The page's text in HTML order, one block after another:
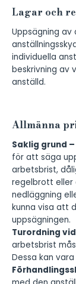
Lagar och
Uppsägning av
individuella
beskrivning av
anställd.
Allmänna
Saklig grund –
för att säga
arbetsbrist,
regelbrott eller
nedläggning
kunna visa att
uppsägningen.
Turordning
arbetsbrist
Dessa kan